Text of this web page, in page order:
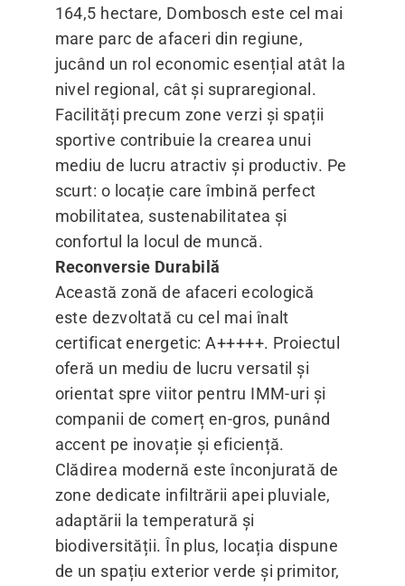
164,5 hectare, Dombosch este cel mai
mare parc de afaceri din regiune,
jucând un rol economic esențial atât la
nivel regional, cât și supraregional.
Facilități precum zone verzi și spații
sportive contribuie la crearea unui
mediu de lucru atractiv și productiv. Pe
scurt: o locație care îmbină perfect
mobilitatea, sustenabilitatea și
confortul la locul de muncă.
Reconversie Durabilă
Această zonă de afaceri ecologică
este dezvoltată cu cel mai înalt
certificat energetic: A+++++. Proiectul
oferă un mediu de lucru versatil și
orientat spre viitor pentru IMM-uri și
companii de comerț en-gros, punând
accent pe inovație și eficiență.
Clădirea modernă este înconjurată de
zone dedicate infiltrării apei pluviale,
adaptării la temperatură și
biodiversității. În plus, locația dispune
de un spațiu exterior verde și primitor,